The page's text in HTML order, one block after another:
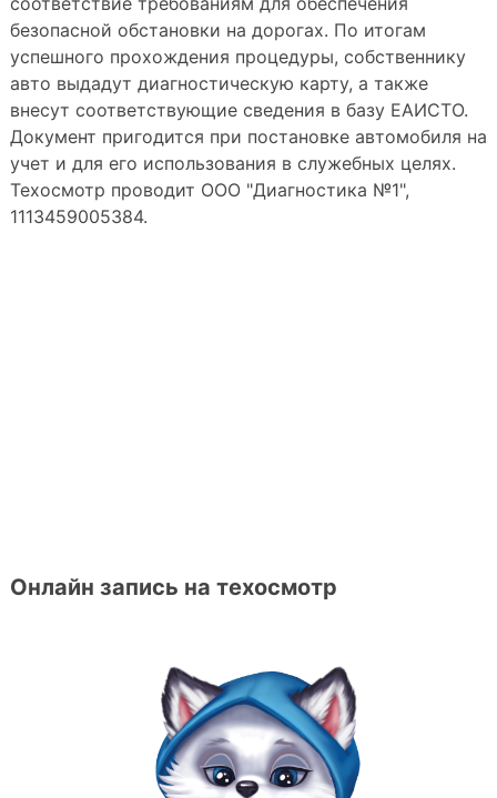
безопасной обстановки на дорогах. По итогам
успешного прохождения процедуры, собственнику
авто выдадут диагностическую карту, а также
внесут соответствующие сведения в базу ЕАИСТО.
Документ пригодится при постановке автомобиля на
учет и для его использования в служебных целях.
Техосмотр проводит ООО "Диагностика №1",
1113459005384.
Онлайн запись на техосмотр